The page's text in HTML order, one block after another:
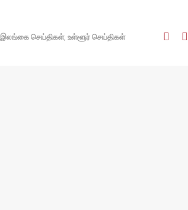
இலங்கை செய்திகள், உள்ளூர் செய்திகள்